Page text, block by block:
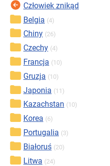
Człowiek znikąd
Belgia (4)
Chiny (26)
Czechy (4)
Francja (10)
Gruzja (10)
Japonia (11)
Kazachstan (10)
Korea (6)
Portugalia (3)
Białoruś (20)
Litwa (24)